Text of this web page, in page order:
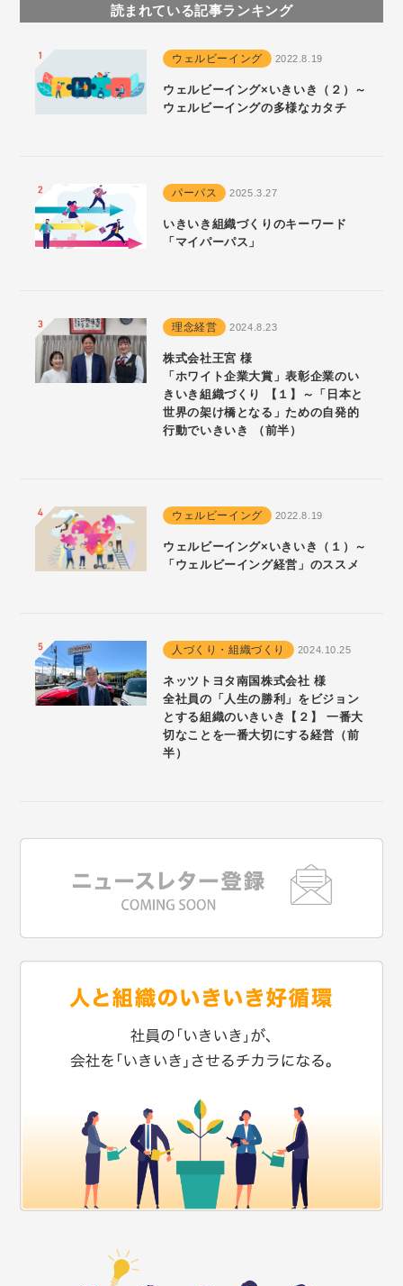
読まれている記事ランキング
ウェルビーイング 2022.8.19
ウェルビーイング×いきいき（２）～
ウェルビーイングの多様なカタチ
パーパス 2025.3.27
いきいき組織づくりのキーワード
「マイパーパス」
理念経営 2024.8.23
株式会社王宮 様
「ホワイト企業大賞」表彰企業のい
きいき組織づくり 【１】～「日本と
世界の架け橋となる」ための自発的
行動でいきいき （前半）
ウェルビーイング 2022.8.19
ウェルビーイング×いきいき（１）～
「ウェルビーイング経営」のススメ
人づくり・組織づくり 2024.10.25
ネッツトヨタ南国株式会社 様
全社員の「人生の勝利」をビジョン
とする組織のいきいき【２】 一番大
切なことを一番大切にする経営（前
半）